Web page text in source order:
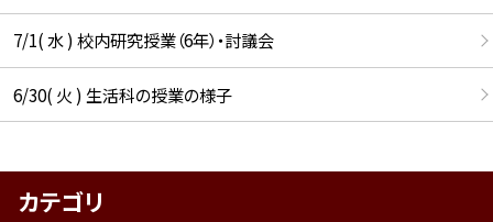
7/1( 水 ) 校内研究授業（6年）・討議会
6/30( 火 ) 生活科の授業の様子
カテゴリ